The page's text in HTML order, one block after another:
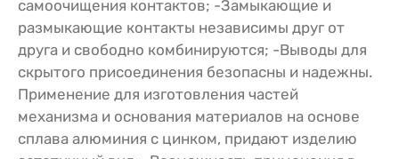
самоочищения контактов; -Замыкающие и
размыкающие контакты независимы друг от
друга и свободно комбинируются; -Выводы для
скрытого присоединения безопасны и надежны.
Применение для изготовления частей
механизма и основания материалов на основе
сплава алюминия с цинком, придают изделию